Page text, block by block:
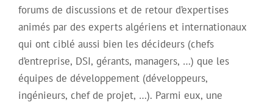
forums de discussions et de retour d’expertises
animés par des experts algériens et internationaux
qui ont ciblé aussi bien les décideurs (chefs
d’entreprise, DSI, gérants, managers, …) que les
équipes de développement (développeurs,
ingénieurs, chef de projet, …). Parmi eux, une